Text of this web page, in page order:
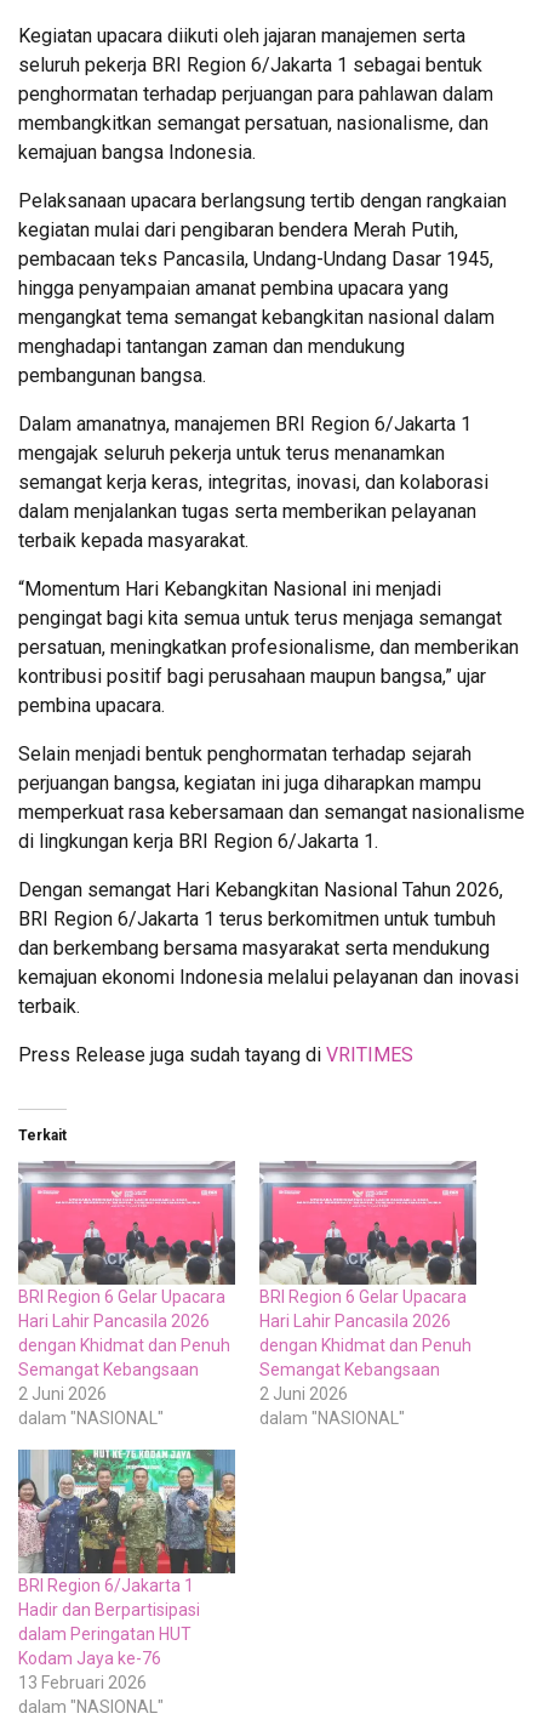
Kegiatan upacara diikuti oleh jajaran manajemen serta
seluruh pekerja BRI Region 6/Jakarta 1 sebagai bentuk
penghormatan terhadap perjuangan para pahlawan dalam
membangkitkan semangat persatuan, nasionalisme, dan
kemajuan bangsa Indonesia.
Pelaksanaan upacara berlangsung tertib dengan rangkaian
kegiatan mulai dari pengibaran bendera Merah Putih,
pembacaan teks Pancasila, Undang-Undang Dasar 1945,
hingga penyampaian amanat pembina upacara yang
mengangkat tema semangat kebangkitan nasional dalam
menghadapi tantangan zaman dan mendukung
pembangunan bangsa.
Dalam amanatnya, manajemen BRI Region 6/Jakarta 1
mengajak seluruh pekerja untuk terus menanamkan
semangat kerja keras, integritas, inovasi, dan kolaborasi
dalam menjalankan tugas serta memberikan pelayanan
terbaik kepada masyarakat.
“Momentum Hari Kebangkitan Nasional ini menjadi
pengingat bagi kita semua untuk terus menjaga semangat
persatuan, meningkatkan profesionalisme, dan memberikan
kontribusi positif bagi perusahaan maupun bangsa,” ujar
pembina upacara.
Selain menjadi bentuk penghormatan terhadap sejarah
perjuangan bangsa, kegiatan ini juga diharapkan mampu
memperkuat rasa kebersamaan dan semangat nasionalisme
di lingkungan kerja BRI Region 6/Jakarta 1.
Dengan semangat Hari Kebangkitan Nasional Tahun 2026,
BRI Region 6/Jakarta 1 terus berkomitmen untuk tumbuh
dan berkembang bersama masyarakat serta mendukung
kemajuan ekonomi Indonesia melalui pelayanan dan inovasi
terbaik.
Press Release juga sudah tayang di VRITIMES
Terkait
BRI Region 6 Gelar Upacara
Hari Lahir Pancasila 2026
dengan Khidmat dan Penuh
Semangat Kebangsaan
2 Juni 2026
dalam "NASIONAL"
BRI Region 6 Gelar Upacara
Hari Lahir Pancasila 2026
dengan Khidmat dan Penuh
Semangat Kebangsaan
2 Juni 2026
dalam "NASIONAL"
BRI Region 6/Jakarta 1
Hadir dan Berpartisipasi
dalam Peringatan HUT
Kodam Jaya ke-76
13 Februari 2026
dalam "NASIONAL"